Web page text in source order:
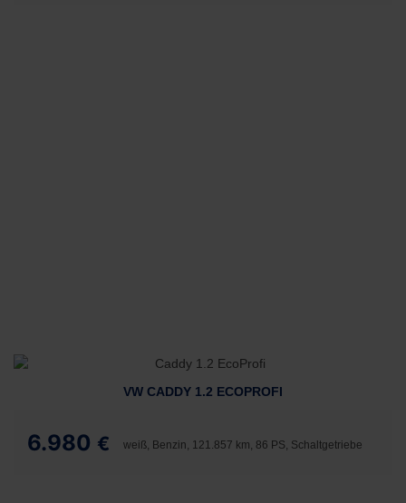
VW CADDY 1.2 ECOPROFI
6.980 € weiß, Benzin, 121.857 km, 86 PS, Schaltgetriebe